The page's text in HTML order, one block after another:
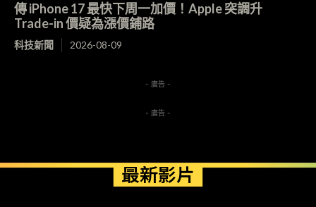
傳 iPhone 17 最快下周一加價！Apple 突調升
Trade-in 價疑為漲價鋪路
科技新聞 2026-08-09
- 廣告 -
- 廣告 -
最新影片